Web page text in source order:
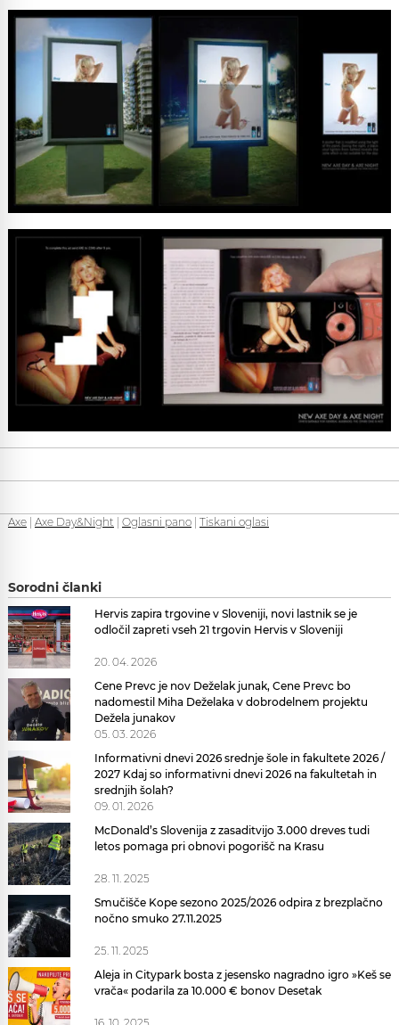
Axe Axe Day&Night Oglasni pano Tiskani oglasi
Sorodni članki
Hervis zapira trgovine v Sloveniji, novi lastnik se je
odločil zapreti vseh 21 trgovin Hervis v Sloveniji
20. 04. 2026
Cene Prevc je nov Deželak junak, Cene Prevc bo
nadomestil Miha Deželaka v dobrodelnem projektu
Dežela junakov
05. 03. 2026
Informativni dnevi 2026 srednje šole in fakultete 2026 /
2027 Kdaj so informativni dnevi 2026 na fakultetah in
srednjih šolah?
09. 01. 2026
McDonald’s Slovenija z zasaditvijo 3.000 dreves tudi
letos pomaga pri obnovi pogorišč na Krasu
28. 11. 2025
Smučišče Kope sezono 2025/2026 odpira z brezplačno
nočno smuko 27.11.2025
25. 11. 2025
Aleja in Citypark bosta z jesensko nagradno igro »Keš se
vrača« podarila za 10.000 € bonov Desetak